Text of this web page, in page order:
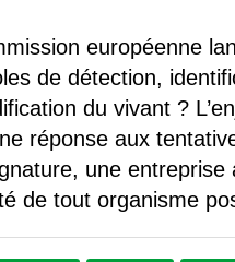
européenne
de détection,
du vivant ?
réponse aux
une
de tout organisme